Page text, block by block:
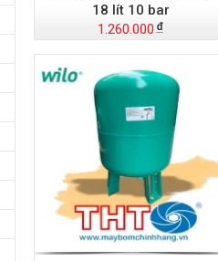
18 lít 10 bar
1.260.000